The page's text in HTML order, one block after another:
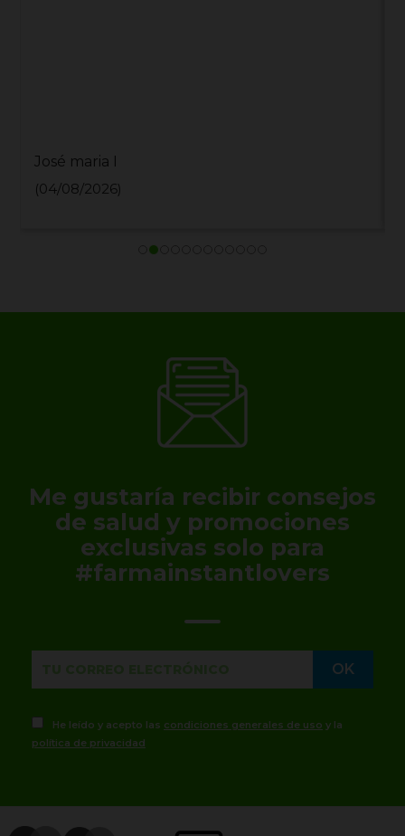
Jonathan J
(28/07/2026)
Me gustaría recibir consejos
de salud y promociones
exclusivas solo para
#farmainstantlovers
He leído y acepto las condiciones generales de uso y la
política de privacidad